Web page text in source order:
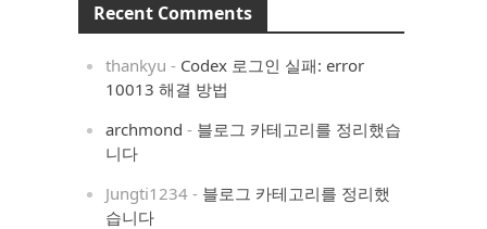
Recent Comments
thankyu - Codex 로그인 실패: error
10013 해결 방법
archmond - 블로그 카테고리를 정리했습
니다
Jungti1234 - 블로그 카테고리를 정리했
습니다